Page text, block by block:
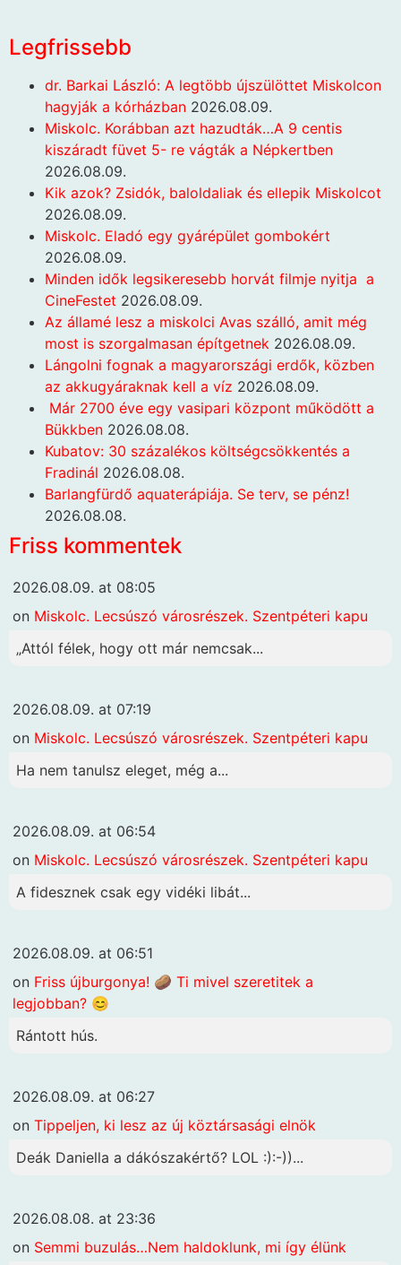
Legfrissebb
dr. Barkai László: A legtöbb újszülöttet Miskolcon
hagyják a kórházban 2026.08.09.
Miskolc. Korábban azt hazudták…A 9 centis
kiszáradt füvet 5- re vágták a Népkertben
2026.08.09.
Kik azok? Zsidók, baloldaliak és ellepik Miskolcot
2026.08.09.
Miskolc. Eladó egy gyárépület gombokért
2026.08.09.
Minden idők legsikeresebb horvát filmje nyitja a
CineFestet 2026.08.09.
Az államé lesz a miskolci Avas szálló, amit még
most is szorgalmasan építgetnek 2026.08.09.
Lángolni fognak a magyarországi erdők, közben
az akkugyáraknak kell a víz 2026.08.09.
Már 2700 éve egy vasipari központ működött a
Bükkben 2026.08.08.
Kubatov: 30 százalékos költségcsökkentés a
Fradinál 2026.08.08.
Barlangfürdő aquaterápiája. Se terv, se pénz!
2026.08.08.
Friss kommentek
2026.08.09. at 08:05
on Miskolc. Lecsúszó városrészek. Szentpéteri kapu
„Attól félek, hogy ott már nemcsak...
2026.08.09. at 07:19
on Miskolc. Lecsúszó városrészek. Szentpéteri kapu
Ha nem tanulsz eleget, még a...
2026.08.09. at 06:54
on Miskolc. Lecsúszó városrészek. Szentpéteri kapu
A fidesznek csak egy vidéki libát...
2026.08.09. at 06:51
on Friss újburgonya! 🥔 Ti mivel szeretitek a
legjobban? 😊
Rántott hús.
2026.08.09. at 06:27
on Tippeljen, ki lesz az új köztársasági elnök
Deák Daniella a dákószakértő? LOL :):-))...
2026.08.08. at 23:36
on Semmi buzulás…Nem haldoklunk, mi így élünk